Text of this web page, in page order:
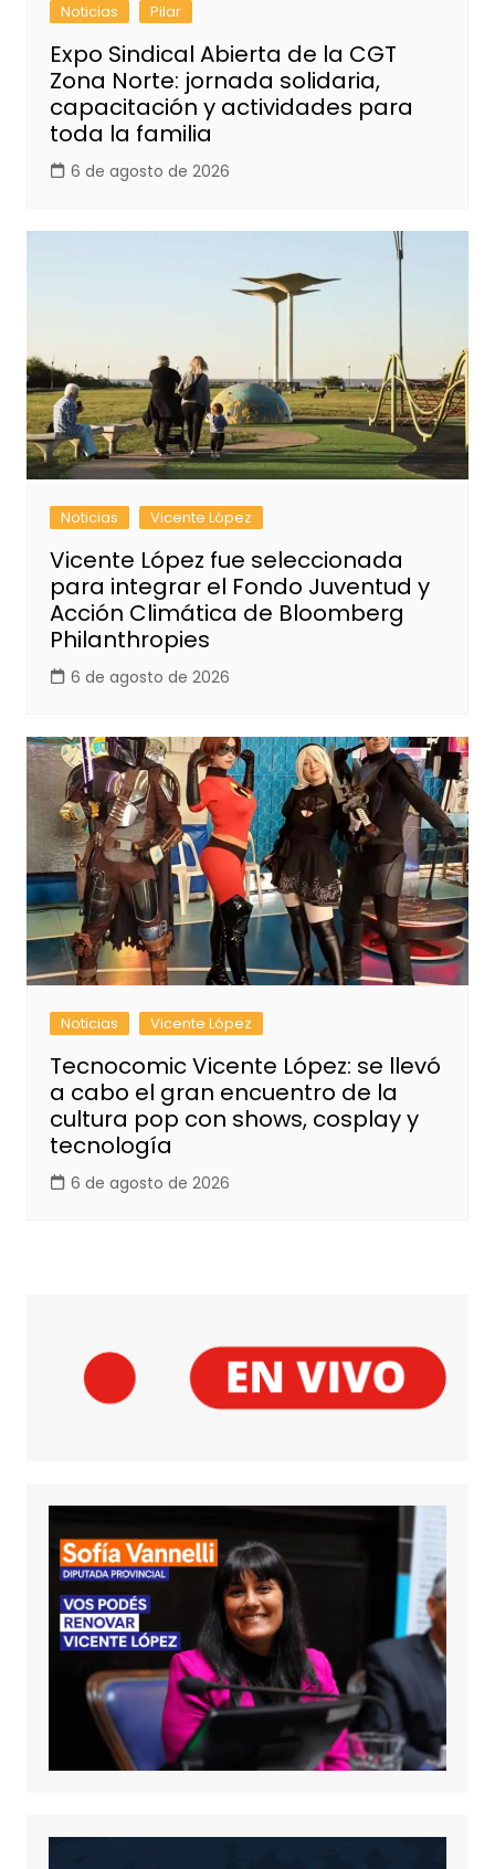
Noticias Pilar
Expo Sindical Abierta de la CGT
Zona Norte: jornada solidaria,
capacitación y actividades para
toda la familia
6 de agosto de 2026
Noticias Vicente López
Vicente López fue seleccionada
para integrar el Fondo Juventud y
Acción Climática de Bloomberg
Philanthropies
6 de agosto de 2026
Noticias Vicente López
Tecnocomic Vicente López: se llevó
a cabo el gran encuentro de la
cultura pop con shows, cosplay y
tecnología
6 de agosto de 2026